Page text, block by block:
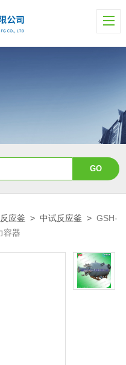
反应釜 >中试反应釜 >GSH-
容器